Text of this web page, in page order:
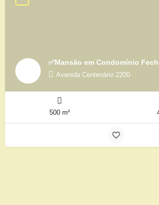
✅Mansão em Condomínio
Avenida Centenário 2200
500 m²